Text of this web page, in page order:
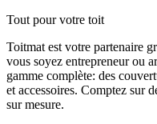
Tout pour votre toit
Toitmat est votre partenaire
vous soyez entrepreneur ou
gamme complète: des
et accessoires. Comptez sur
sur mesure.